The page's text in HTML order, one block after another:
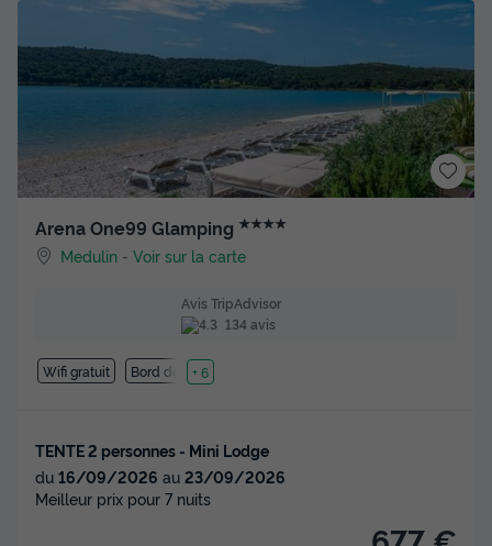
Arena One99 Glamping ★★★★
Medulin -Voir sur la carte
Avis TripAdvisor
134 avis
Wifi gratuit Bord de mer
+ 6
TENTE 2 personnes - Mini Lodge
du 16/09/2026 au 23/09/2026
Meilleur prix pour 7 nuits